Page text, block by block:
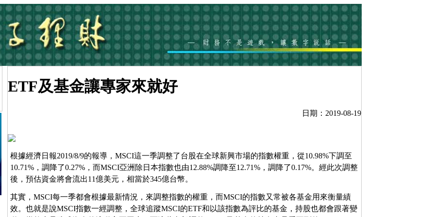
ETF及基金讓專家來就好
日期：2019-08-19
根據經濟日報2019/8/9的報導，MSCI這一季調整了台股在全球新興市場的指數權重，從10.98%下調至
10.71%，調降了0.27%，而MSCI亞洲除日本指數也由12.88%調降至12.71%，調降了0.17%。經此次調整
後，預估資金將會流出11億美元，相當於345億台幣。
其實，MSCI每一季都會根據最新情況，來調整指數的權重，而MSCI的指數又常被各基金用來衡量績
效。也就是說MSCI指數一經調整，全球追蹤MSCI的ETF和以該指數為評比的基金，持股也都會跟著變